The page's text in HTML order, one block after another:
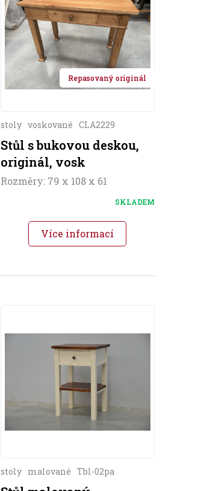
Repasovaný originál
stoly voskované CLA2229
Stůl s bukovou deskou,
originál, vosk
Rozměry: 79 x 108 x 61
SKLADEM
Více informací
stoly malované Tbl-02pa